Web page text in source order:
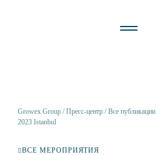
Growex Group Пресс-центр Все публикации
2023 Istanbul
ВСЕ МЕРОПРИЯТИЯ